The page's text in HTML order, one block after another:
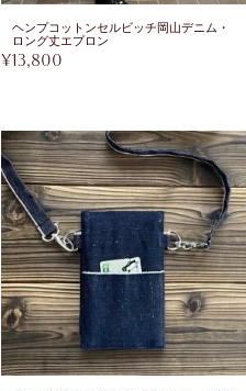
ヘンプコットンセルビッチ岡山デニム・
ロング丈エプロン
¥13,800